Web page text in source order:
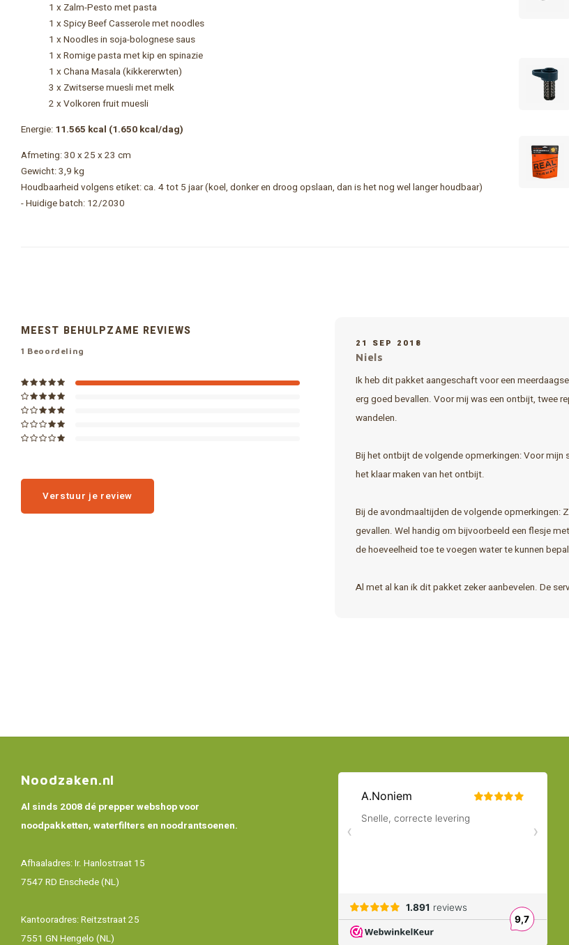
1 x Zalm-Pesto met pasta
1 x Spicy Beef Casserole met noodles
1 x Noodles in soja-bolognese saus
1 x Romige pasta met kip en spinazie
1 x Chana Masala (kikkererwten)
3 x Zwitserse muesli met melk
2 x Volkoren fruit muesli
Energie: 11.565 kcal (1.650 kcal/dag)
Afmeting: 30 x 25 x 23 cm
Gewicht: 3,9 kg
Houdbaarheid volgens etiket: ca. 4 tot 5 jaar (koel, donker en droog opslaan, dan is het nog wel langer houdbaar)
- Huidige batch: 12/2030
MEEST BEHULPZAME REVIEWS
1 Beoordeling
Verstuur je review
21 SEP 2018
Niels
Ik heb dit pakket aangeschaft voor een
erg goed bevallen. Voor mij was een ontbijt, twee
wandelen.
Bij het ontbijt de volgende opmerkingen: Voor
het klaar maken van het ontbijt.
Bij de avondmaaltijden de volgende opmerkingen:
gevallen. Wel handig om bijvoorbeeld een flesje
de hoeveelheid toe te voegen water te kunnen
Al met al kan ik dit pakket zeker aanbevelen. De
Noodzaken.nl
Al sinds 2008 dé prepper webshop voor
noodpakketten, waterfilters en noodrantsoenen.
Afhaaladres: Ir. Hanlostraat 15
7547 RD Enschede (NL)
Kantooradres: Reitzstraat 25
7551 GN Hengelo (NL)